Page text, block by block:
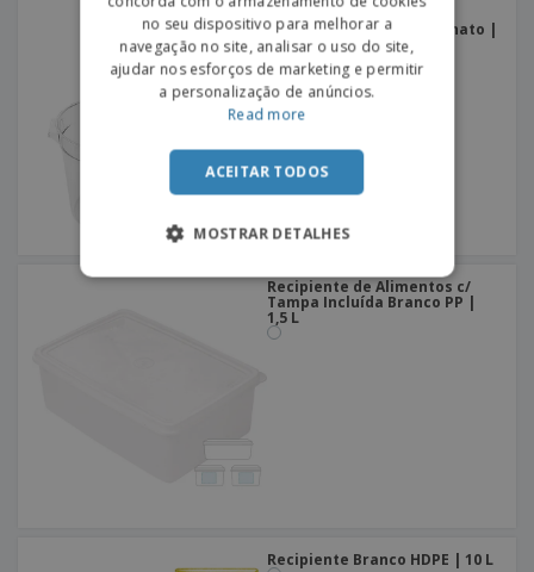
Recipiente Alimentos
Transparente Policarbonato |
4 L
Recipiente de Alimentos c/
Tampa Incluída Branco PP |
1,5 L
Recipiente Branco HDPE | 10 L
SPANISH
no seu dispositivo para melhorar a
navegação no site, analisar o uso do site,
ajudar nos esforços de marketing e permitir
a personalização de anúncios.
Read more
ACEITAR TODOS
MOSTRAR DETALHES